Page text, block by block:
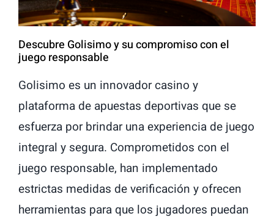
Descubre Golisimo y su compromiso con el
juego responsable
Golisimo es un innovador casino y
plataforma de apuestas deportivas que se
esfuerza por brindar una experiencia de juego
integral y segura. Comprometidos con el
juego responsable, han implementado
estrictas medidas de verificación y ofrecen
herramientas para que los jugadores puedan